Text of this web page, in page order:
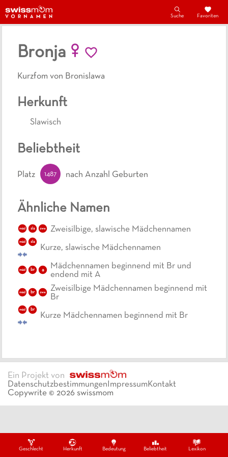
Geschlecht Herkunft Bedeutung Beliebtheit Lexikon
Suche Favoriten
Bronja
Kurzfom von Bronislawa
Herkunft
Slawisch
Ähnliche Namen
mäd sla zwe Zweisilbige, slawische Mädchennamen
mäd sla
Kurze, slawische Mädchennamen
mäd br a
Mädchennamen beginnend mit Br und
endend mit A
mäd br zwe
Zweisilbige Mädchennamen beginnend mit
Br
mäd br
Kurze Mädchennamen beginnend mit Br
Beliebtheit
Platz 1487 nach Anzahl Geburten
Ein Projekt von
DatenschutzbestimmungenImpressumKontakt
Copywrite © 2026 swissmom